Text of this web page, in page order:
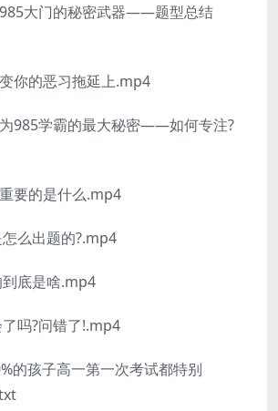
大门的秘密武器——题型总结
的恶习拖延上.mp4
学霸的最大秘密——如何专注?
的是什么.mp4
么出题的?.mp4
底是啥.mp4
吗?问错了!.mp4
孩子高一第一次考试都特别